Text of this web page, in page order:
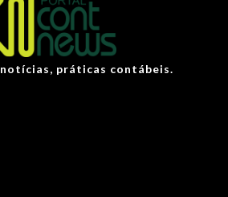
práticas contábeis.